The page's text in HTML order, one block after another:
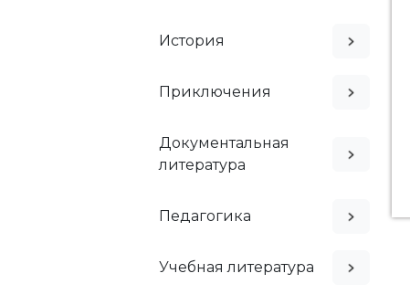
История
Приключения
Документальная
литература
Педагогика
Учебная литература